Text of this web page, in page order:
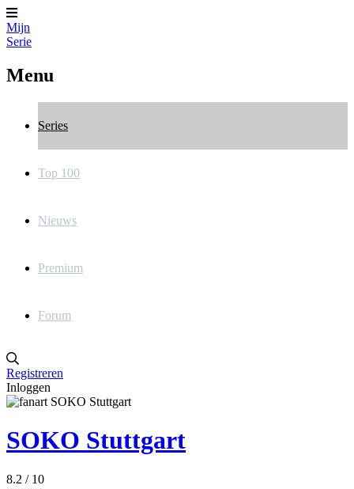
Mijn
Serie
Menu
Series
Top 100
Nieuws
Premium
Forum
Registreren
Inloggen
SOKO Stuttgart
8.2 / 10